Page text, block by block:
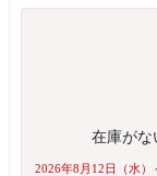
在庫がな
2026年8月12日（水